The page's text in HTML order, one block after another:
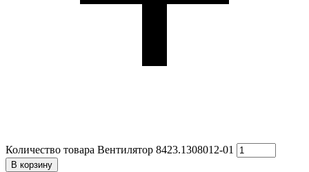
Количество товара Вентилятор 8423.1308012-01
В корзину